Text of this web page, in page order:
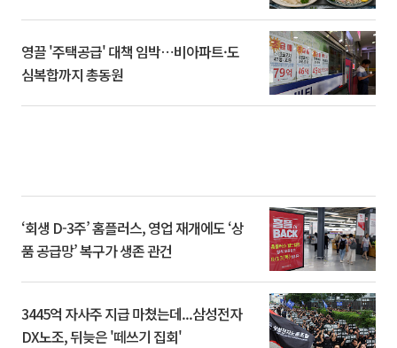
영끌 '주택공급' 대책 임박⋯비아파트·도
심복합까지 총동원
‘회생 D-3주’ 홈플러스, 영업 재개에도 ‘상
품 공급망’ 복구가 생존 관건
3445억 자사주 지급 마쳤는데...삼성전자
DX노조, 뒤늦은 '떼쓰기 집회'